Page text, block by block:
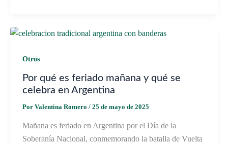
Otros
Por qué es feriado mañana y qué se
celebra en Argentina
Por Valentina Romero / 25 de mayo de 2025
Mañana es feriado en Argentina por el Día de la
Soberanía Nacional, conmemorando la batalla de Vuelta